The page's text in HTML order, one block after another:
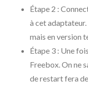
Étape 2 :
à cet adaptateur.
mais en version
Étape 3 : Une
Freebox. On ne
de restart fera